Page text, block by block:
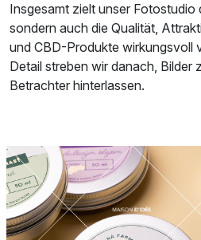
Insgesamt zielt unser Fotostudio
sondern auch die Qualität,
und CBD-Produkte wirkungsvoll
Detail streben wir danach, Bilder
Betrachter hinterlassen.